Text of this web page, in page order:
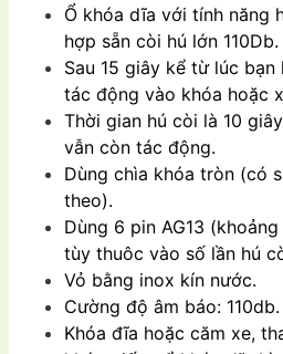
Ổ khóa dĩa với tính năng
hợp sẵn còi hú lớn 110Db.
Sau 15 giây kể từ lúc
tác động vào khóa hoặc
Thời gian hú còi là 10
vẫn còn tác động.
Dùng chìa khóa tròn (có
theo).
Dùng 6 pin AG13
tùy thuôc vào số lần hú
Vỏ bằng inox kín nước.
Cường độ âm báo: 110db.
Khóa đĩa hoặc căm xe,